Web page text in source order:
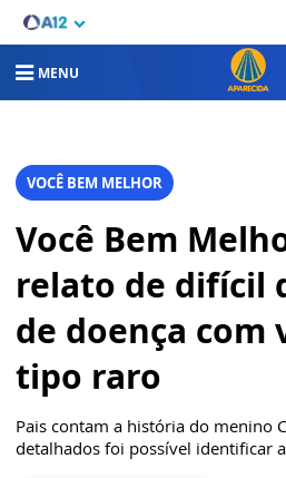
MENU
VOCÊ BEM MELHOR
Você Bem
relato de difícil
de doença com
tipo raro
Pais contam a história do menino
detalhados foi possível identificar